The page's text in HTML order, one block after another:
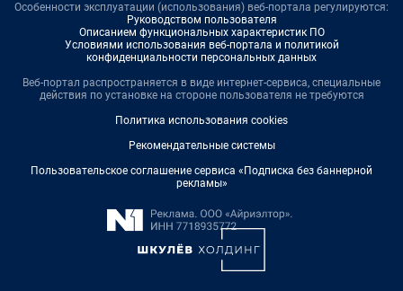
Особенности эксплуатации (использования) веб-портала регулируются:
Руководством пользователя
Описанием функциональных характеристик ПО
Условиями использования веб-портала и политикой
конфиденциальности персональных данных
Веб-портал распространяется в виде интернет-сервиса, специальные
действия по установке на стороне пользователя не требуются
Политика использования cookies
Рекомендательные системы
Пользовательское соглашение сервиса «Подписка без баннерной
рекламы»